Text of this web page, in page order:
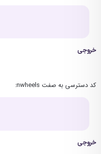
خروجی
کد دسترسی به صفت nwheels:
خروجی